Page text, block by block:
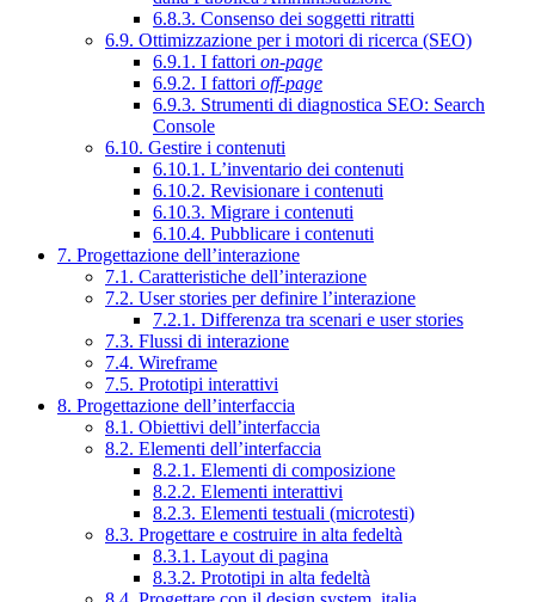
6.8.3. Consenso dei soggetti ritratti
6.9. Ottimizzazione per i motori di ricerca (SEO)
6.9.1. I fattori on-page
6.9.2. I fattori off-page
6.9.3. Strumenti di diagnostica SEO: Search
Console
6.10. Gestire i contenuti
6.10.1. L’inventario dei contenuti
6.10.2. Revisionare i contenuti
6.10.3. Migrare i contenuti
6.10.4. Pubblicare i contenuti
7. Progettazione dell’interazione
7.1. Caratteristiche dell’interazione
7.2. User stories per definire l’interazione
7.2.1. Differenza tra scenari e user stories
7.3. Flussi di interazione
7.4. Wireframe
7.5. Prototipi interattivi
8. Progettazione dell’interfaccia
8.1. Obiettivi dell’interfaccia
8.2. Elementi dell’interfaccia
8.2.1. Elementi di composizione
8.2.2. Elementi interattivi
8.2.3. Elementi testuali (microtesti)
8.3. Progettare e costruire in alta fedeltà
8.3.1. Layout di pagina
8.3.2. Prototipi in alta fedeltà